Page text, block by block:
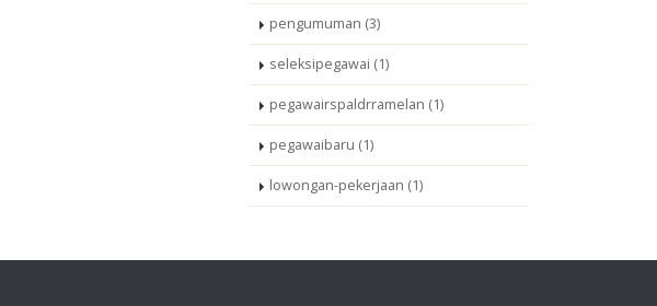
pengumuman (3)
seleksipegawai (1)
pegawairspaldrramelan (1)
pegawaibaru (1)
lowongan-pekerjaan (1)